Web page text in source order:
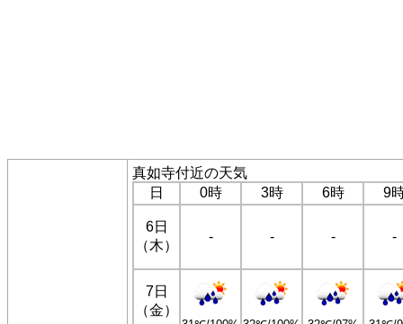
真如寺付近の天気
日
0時 3時 6時 9
6日
（木）
- - - -
7日
（金）